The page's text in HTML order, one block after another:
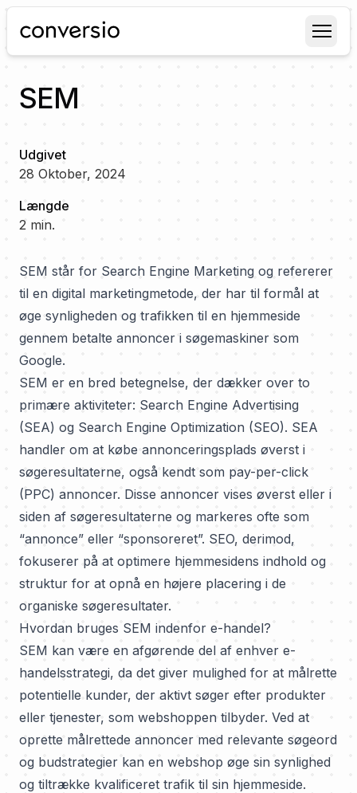
Conversio
SEM
Udgivet
28 Oktober, 2024
Længde
2 min.
SEM står for Search Engine Marketing og refererer
til en digital marketingmetode, der har til formål at
øge synligheden og trafikken til en hjemmeside
gennem betalte annoncer i søgemaskiner som
Google.
SEM er en bred betegnelse, der dækker over to
primære aktiviteter: Search Engine Advertising
(SEA) og Search Engine Optimization (SEO). SEA
handler om at købe annonceringsplads øverst i
søgeresultaterne, også kendt som pay-per-click
(PPC) annoncer. Disse annoncer vises øverst eller i
siden af søgeresultaterne og markeres ofte som
“annonce” eller “sponsoreret”. SEO, derimod,
fokuserer på at optimere hjemmesidens indhold og
struktur for at opnå en højere placering i de
organiske søgeresultater.
Hvordan bruges SEM indenfor e-handel?
SEM kan være en afgørende del af enhver e-
handelsstrategi, da det giver mulighed for at målrette
potentielle kunder, der aktivt søger efter produkter
eller tjenester, som webshoppen tilbyder. Ved at
oprette målrettede annoncer med relevante søgeord
og budstrategier kan en webshop øge sin synlighed
og tiltrække kvalificeret trafik til sin hjemmeside.